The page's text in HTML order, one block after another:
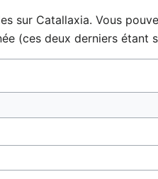
sur Catallaxia. Vous
(ces deux derniers étant